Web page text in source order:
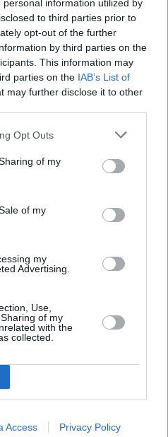
information utilized by
to third parties prior to
opt-out of the further
by third parties on the
This information may
parties on the IAB’s List of
may further disclose it to other
Opt Outs
of my
of my
my
Advertising.
Use,
of my
with the
collected.
Access Privacy Policy
se llevó a cabo en Ostrava.
jóvenes de entre 16 y 26
mejores y prestigiosos
Esta convocatoria se
por la inclusión de
elementos básicos de
talento y actitudes.